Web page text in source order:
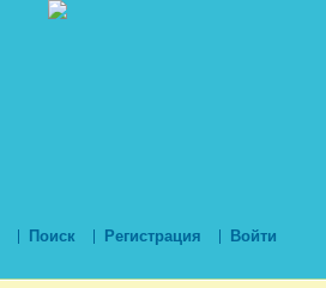
Поиск Регистрация Войти